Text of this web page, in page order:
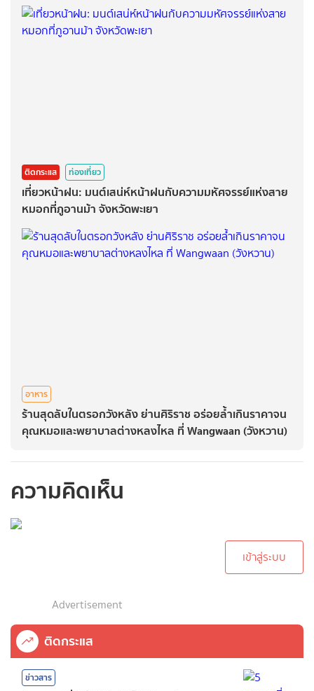
ติดกระแส ท่องเที่ยว
เที่ยวหน้าฝน: มนต์เสน่ห์หน้าฝนกับความมหัศจรรย์แห่งสาย
หมอกที่ภูอานม้า จังหวัดพะเยา
อาหาร
ร้านสุดลับในตรอกวังหลัง ย่านศิริราช อร่อยล้ำเกินราคาจน
คุณหมอและพยาบาลต่างหลงไหล ที่ Wangwaan (วังหวาน)
ความคิดเห็น
เข้าสู่ระบบ
Advertisement
ติดกระแส
ข่าวสาร